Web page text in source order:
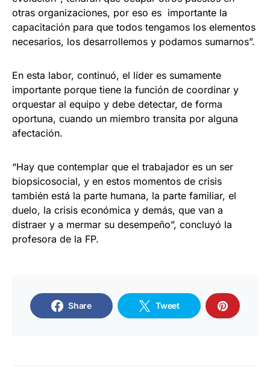
otras organizaciones, por eso es importante la
capacitación para que todos tengamos los elementos
necesarios, los desarrollemos y podamos sumarnos”.
En esta labor, continuó, el líder es sumamente
importante porque tiene la función de coordinar y
orquestar al equipo y debe detectar, de forma
oportuna, cuando un miembro transita por alguna
afectación.
“Hay que contemplar que el trabajador es un ser
biopsicosocial, y en estos momentos de crisis
también está la parte humana, la parte familiar, el
duelo, la crisis económica y demás, que van a
distraer y a mermar su desempeño”, concluyó la
profesora de la FP.
Share Tweet